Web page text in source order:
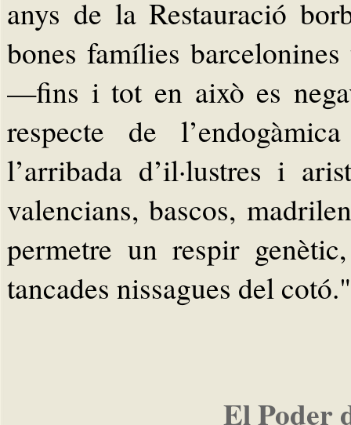
anys de la Restauració
bones famílies
—fins i tot en això es
respecte de
l’arribada d’il·lustres i
valencians, bascos,
permetre un respir
tancades nissagues del cotó."
El Poder